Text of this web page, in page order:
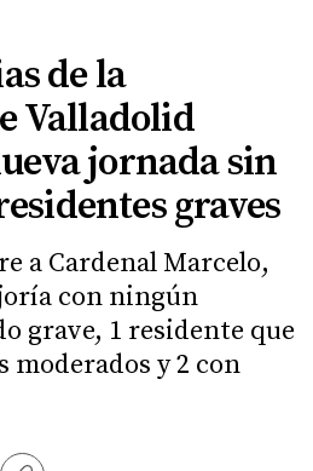
de la
Valladolid
jornada sin
graves
a Cardenal Marcelo,
con ningún
grave, 1 residente que
moderados y 2 con